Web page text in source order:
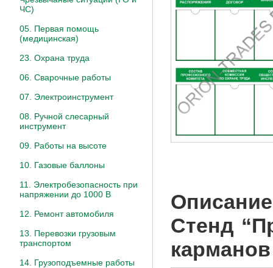
ЧС)
05. Первая помощь
(медицинская)
23. Охрана труда
06. Сварочные работы
07. Электроинструмент
08. Ручной слесарный
инструмент
09. Работы на высоте
10. Газовые баллоны
11. Электробезопасность при
напряжении до 1000 В
12. Ремонт автомобиля
13. Перевозки грузовым
транспортом
14. Грузоподъемные работы
Стенд “